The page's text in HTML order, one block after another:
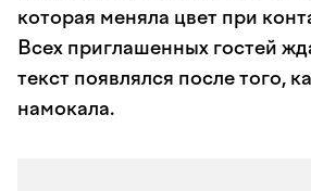
которая меняла цвет при
Всех приглашенных гостей
текст появлялся после того,
намокала.